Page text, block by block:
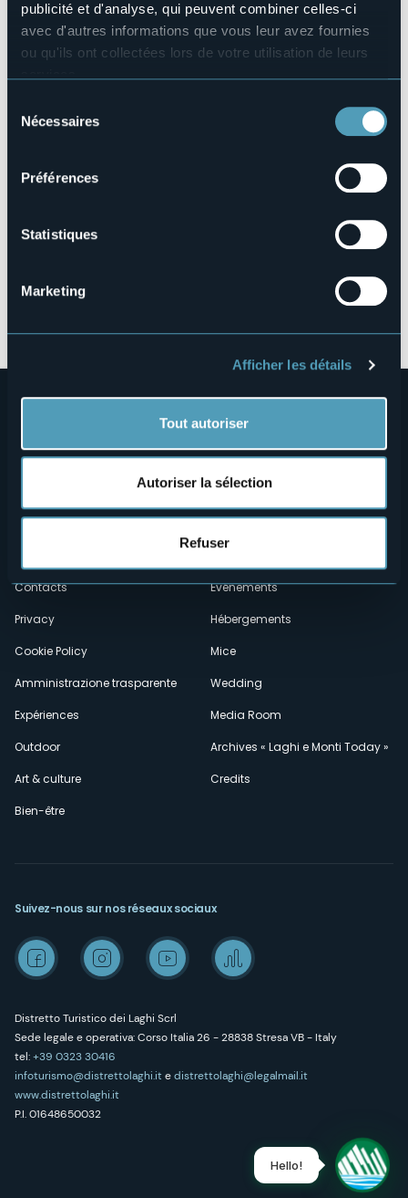
publicité et d'analyse, qui peuvent combiner celles-ci
avec d'autres informations que vous leur avez fournies
ou qu'ils ont collectées lors de votre utilisation de leurs
manière de les gérer et de les supprimer,
cliquez ici
Nécessaires
Préférences
Statistiques
Marketing
Afficher les détails
Tout autoriser
Autoriser la sélection
Refuser
Site Internet
https://www.turismocannobio.it/
28822 - Cannobio (VB)
Menù
secondario
Qui sommes-nous?
Contacts
Privacy
Cookie Policy
Amministrazione trasparente
Expériences
Outdoor
Art & culture
Bien-être
Vins & gastronomie
Événements
Hébergements
Mice
Wedding
Media Room
Archives « Laghi e Monti Today »
Credits
Distretto Turistico dei Laghi Scrl
Sede legale e operativa: Corso Italia 26 - 28838 Stresa VB - Italy
tel:+39 0323 30416
infoturismo@distrettolaghi.itedistrettolaghi@legalmail.it
www.distrettolaghi.it
P.I. 01648650032
Suivez-nous sur nos réseaux sociaux